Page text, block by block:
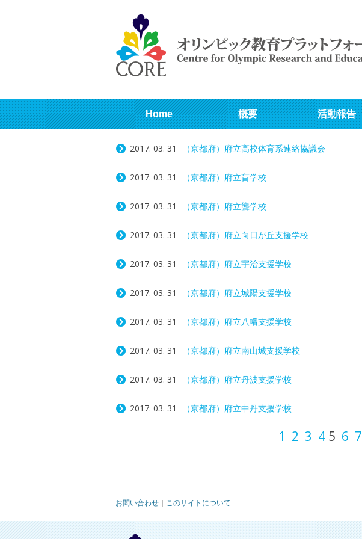
Home 概要 活動報告
2017. 03. 31 （京都府）府立高校体育系連絡協議会
2017. 03. 31 （京都府）府立盲学校
2017. 03. 31 （京都府）府立聾学校
2017. 03. 31 （京都府）府立向日が丘支援学校
2017. 03. 31 （京都府）府立宇治支援学校
2017. 03. 31 （京都府）府立城陽支援学校
2017. 03. 31 （京都府）府立八幡支援学校
2017. 03. 31 （京都府）府立南山城支援学校
2017. 03. 31 （京都府）府立丹波支援学校
2017. 03. 31
（京都府）府立中丹支援学校
送
1 2 3 4 5 6 7
お問い合わせ ｜ このサイトについて